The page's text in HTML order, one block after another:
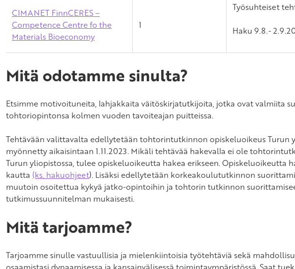
CIMANET FinnCERES –
Competence Centre fo the
Materials Bioeconomy
1
Työsuhteiset
Haku 9.8.-
Mitä odotamme sinulta?
Etsimme motivoituneita, lahjakkaita väitöskirjatutkijoita, jotka ovat valmiita
tohtoriopintonsa kolmen vuoden tavoiteajan puitteissa.
Tehtävään valittavalta edellytetään tohtorintutkinnon opiskeluoikeus Turun
myönnetty aikaisintaan 1.11.2023. Mikäli tehtävää hakevalla ei ole
Turun yliopistossa, tulee opiskeluoikeutta hakea erikseen. Opiskeluoikeutta
kautta (ks. hakuohjeet). Lisäksi edellytetään korkeakoulututkinnon
muutoin osoitettua kykyä jatko-opintoihin ja tohtorin tutkinnon
tutkimussuunnitelman mukaisesti.
Mitä tarjoamme?
Tarjoamme sinulle vastuullisia ja mielenkiintoisia työtehtäviä sekä